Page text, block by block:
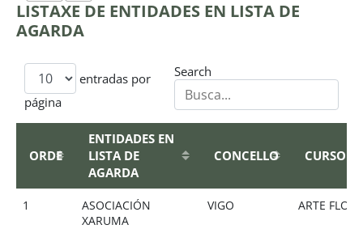
LISTAXE DE ENTIDADES EN LISTA DE
AGARDA
entradas por
página
Search
ORDE
ENTIDADES EN
LISTA DE
AGARDA
CONCELLO CURSO
1
ASOCIACIÓN
XARUMA
VIGO ARTE